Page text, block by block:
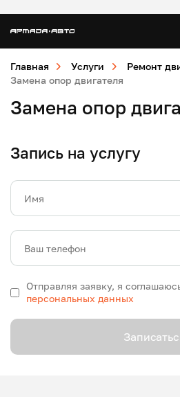
Главная Услуги
Ремонт
Замена опор двигателя
Замена опор
Запись на услугу
Имя
Ваш телефон
Отправляя заявку, я
персональных данных